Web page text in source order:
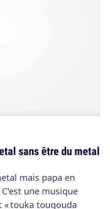
sans être du metal
mais papa en
une musique
« touka tougouda